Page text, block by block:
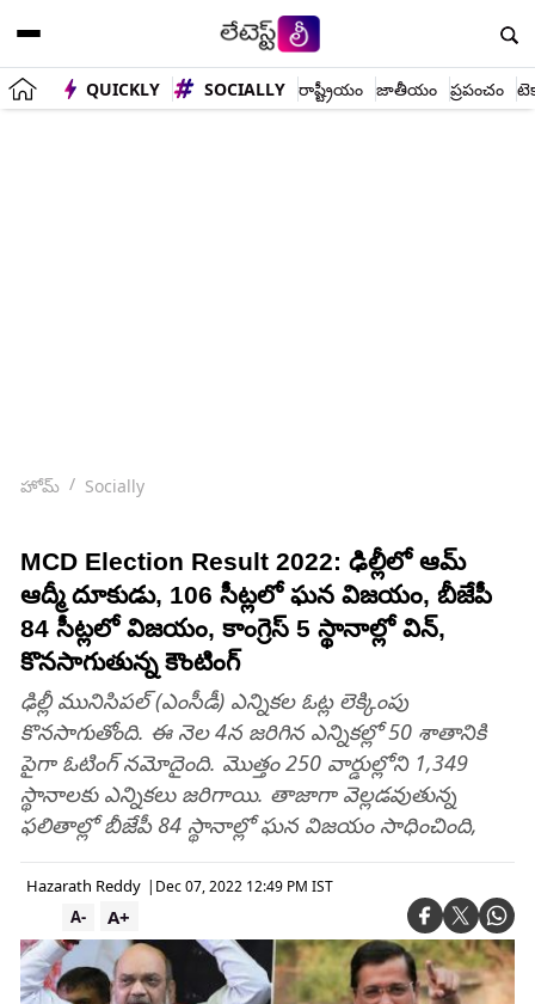
QUICKLY SOCIALLY రాష్ట్రీయం జాతీయం ప్రపంచం
హోమ్ Socially
MCD Election Result 2022: ఢిల్లీలో ఆమ్
ఆద్మీ దూకుడు, 106 సీట్లలో ఘన విజయం, బీజేపీ
84 సీట్లలో విజయం, కాంగ్రెస్ 5 స్థానాల్లో విన్,
కొనసాగుతున్న కౌంటింగ్
ఢిల్లీ మునిసిపల్ (ఎంసీడీ) ఎన్నికల ఓట్ల లెక్కింపు
కొనసాగుతోంది. ఈ నెల 4న జరిగిన ఎన్నికల్లో 50 శాతానికి
పైగా ఓటింగ్ నమోదైంది. మొత్తం 250 వార్డుల్లోని 1,349
స్థానాలకు ఎన్నికలు జరిగాయి. తాజాగా వెల్లడవుతున్న
ఫలితాల్లో బీజేపీ 84 స్థానాల్లో ఘన విజయం సాధించింది,
Hazarath Reddy | Dec 07, 2022 12:49 PM IST
A+
A-